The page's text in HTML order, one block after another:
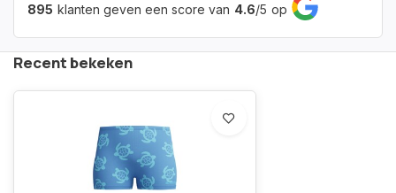
895 klanten geven een score van 4.6/5 op
Recent bekeken